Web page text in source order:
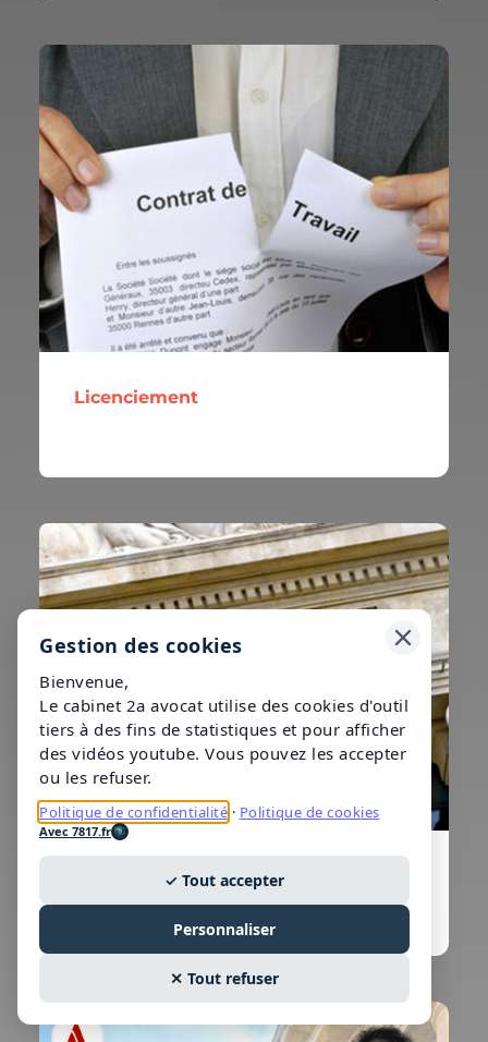
Avocat Prud'hommes Paris
Licenciement
Gestion des cookies
Bienvenue,
Le cabinet 2a avocat utilise des cookies d'outil
tiers à des fins de statistiques et pour afficher
des vidéos youtube. Vous pouvez les accepter
ou les refuser.
Politique de confidentialité · Politique de cookies
Avec 7817.fr
✓ Tout accepter
Personnaliser
✕ Tout refuser